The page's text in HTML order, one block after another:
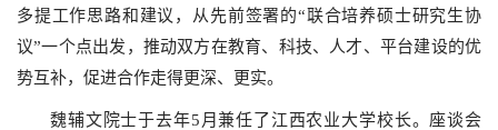
多提工作思路和建议，从先前签署的“联合培养硕士研究生协
议”一个点出发，推动双方在教育、科技、人才、平台建设的优
势互补，促进合作走得更深、更实。
魏辅文院士于去年5月兼任了江西农业大学校长。座谈会